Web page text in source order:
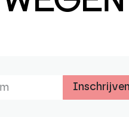
Inschrijven